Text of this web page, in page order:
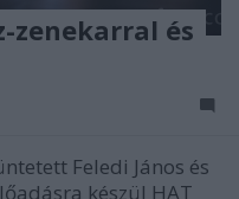
zenekarral és
Feledi János és
készül HAT